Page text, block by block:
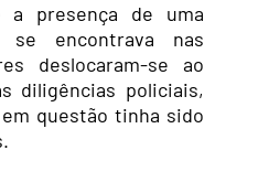
a presença de uma
encontrava nas
deslocaram-se ao
diligências policiais,
questão tinha sido